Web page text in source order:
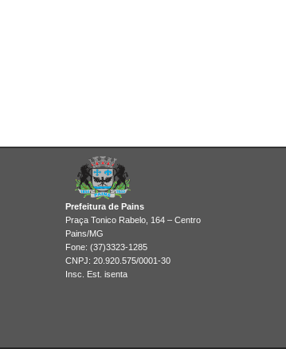
Prefeitura de Pains
Praça Tonico Rabelo, 164 – Centro
Pains/MG
Fone: (37)3323-1285
CNPJ: 20.920.575/0001-30
Insc. Est. isenta